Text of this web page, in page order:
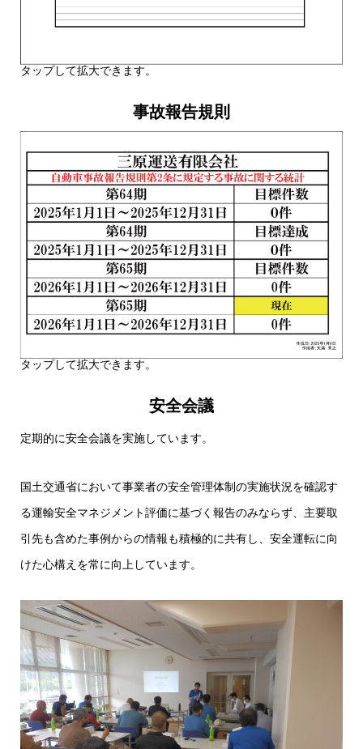
タップして拡大できます。
事故報告規則
タップして拡大できます。
安全会議
定期的に安全会議を実施しています。
国土交通省において事業者の安全管理体制の実施状況を確認す
る運輸安全マネジメント評価に基づく報告のみならず、主要取
引先も含めた事例からの情報も積極的に共有し、安全運転に向
けた心構えを常に向上しています。